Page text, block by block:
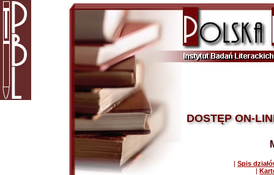
DOSTĘP ON-
| Spis
|